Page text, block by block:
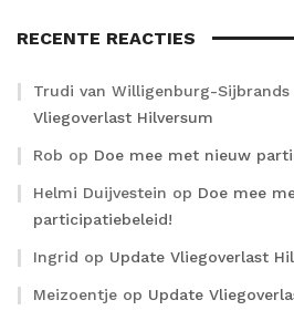
RECENTE REACTIES
Trudi van Willigenburg-Sijbrands
Vliegoverlast Hilversum
Rob op Doe mee met nieuw
Helmi Duijvestein op Doe mee
participatiebeleid!
Ingrid op Update Vliegoverlast
Meizoentje op Update